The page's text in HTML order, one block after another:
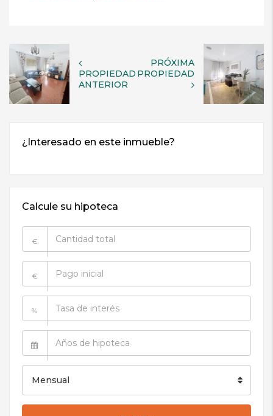
PROPIEDAD
ANTERIOR
PRÓXIMA
PROPIEDAD
Calcule su hipoteca
€
€
%
Mensual